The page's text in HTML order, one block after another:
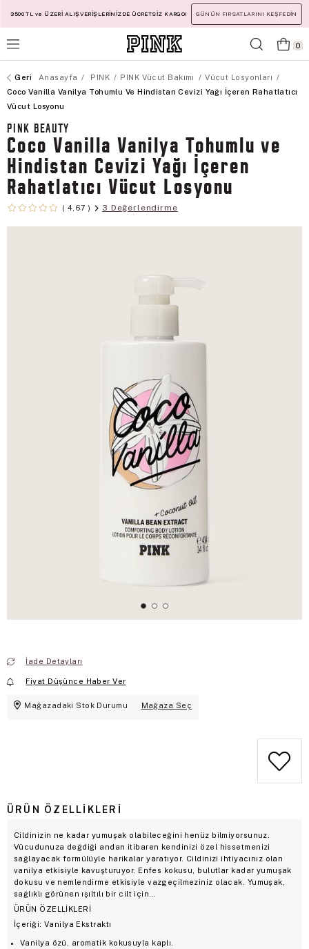
3500 TL ve ÜZERİ ALIŞVERİŞLERİNİZDE ÜCRETSİZ KARGO! GÜNÜN FIRSATLARINI KEŞFEDİN
0
Anasayfa PINK PINK Vücut Bakımı
Vücut Losyonları
Coco Vanilla Vanilya Tohumlu Ve Hindistan Cevizi Yağı İçeren Rahatlatıcı
Vücut Losyonu
PINK BEAUTY
Coco Vanilla Vanilya Tohumlu ve
Hindistan Cevizi Yağı İçeren
Rahatlatıcı Vücut Losyonu
4,67 3 Değerlendirme
İade Detayları
Fiyat Düşünce Haber Ver
Mağazadaki Stok Durumu Mağaza Seç
ÜRÜN ÖZELLIKLERI
Cildinizin ne kadar yumuşak olabileceğini henüz bilmiyorsunuz.
Vücudunuza değdiği andan itibaren kendinizi özel hissetmenizi
sağlayacak formülüyle harikalar yaratıyor. Cildinizi ihtiyacınız olan
vanilya etkisiyle kavuşturuyor. Enfes kokusu, bulutlar kadar yumuşak
dokusu ve nemlendirme etkisiyle vazgeçilmeziniz olacak. Yumuşak,
sağlıklı görünen ışıltılı bir cilt için…
ÜRÜN ÖZELLİKLERİ
İçeriği: Vanilya Ekstraktı
Vanilya özü, aromatik kokusuyla kaplı.